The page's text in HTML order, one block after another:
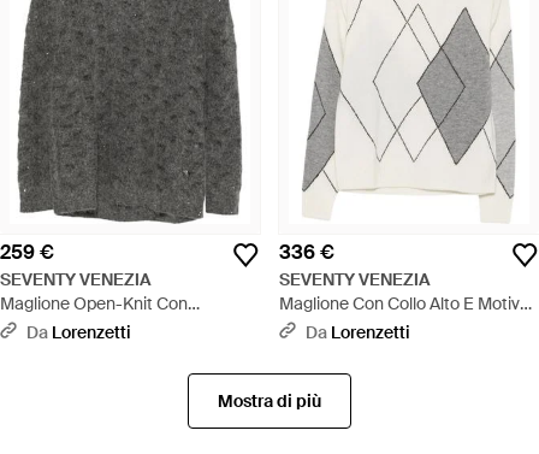
259 €
SEVENTY VENEZIA
Maglione Open-Knit Con
Paillettes - Grigio
Da Lorenzetti
336 €
SEVENTY VENEZIA
Maglione Con Collo Alto E Motivo
Argyle - Bianco
Da Lorenzetti
Mostra di più